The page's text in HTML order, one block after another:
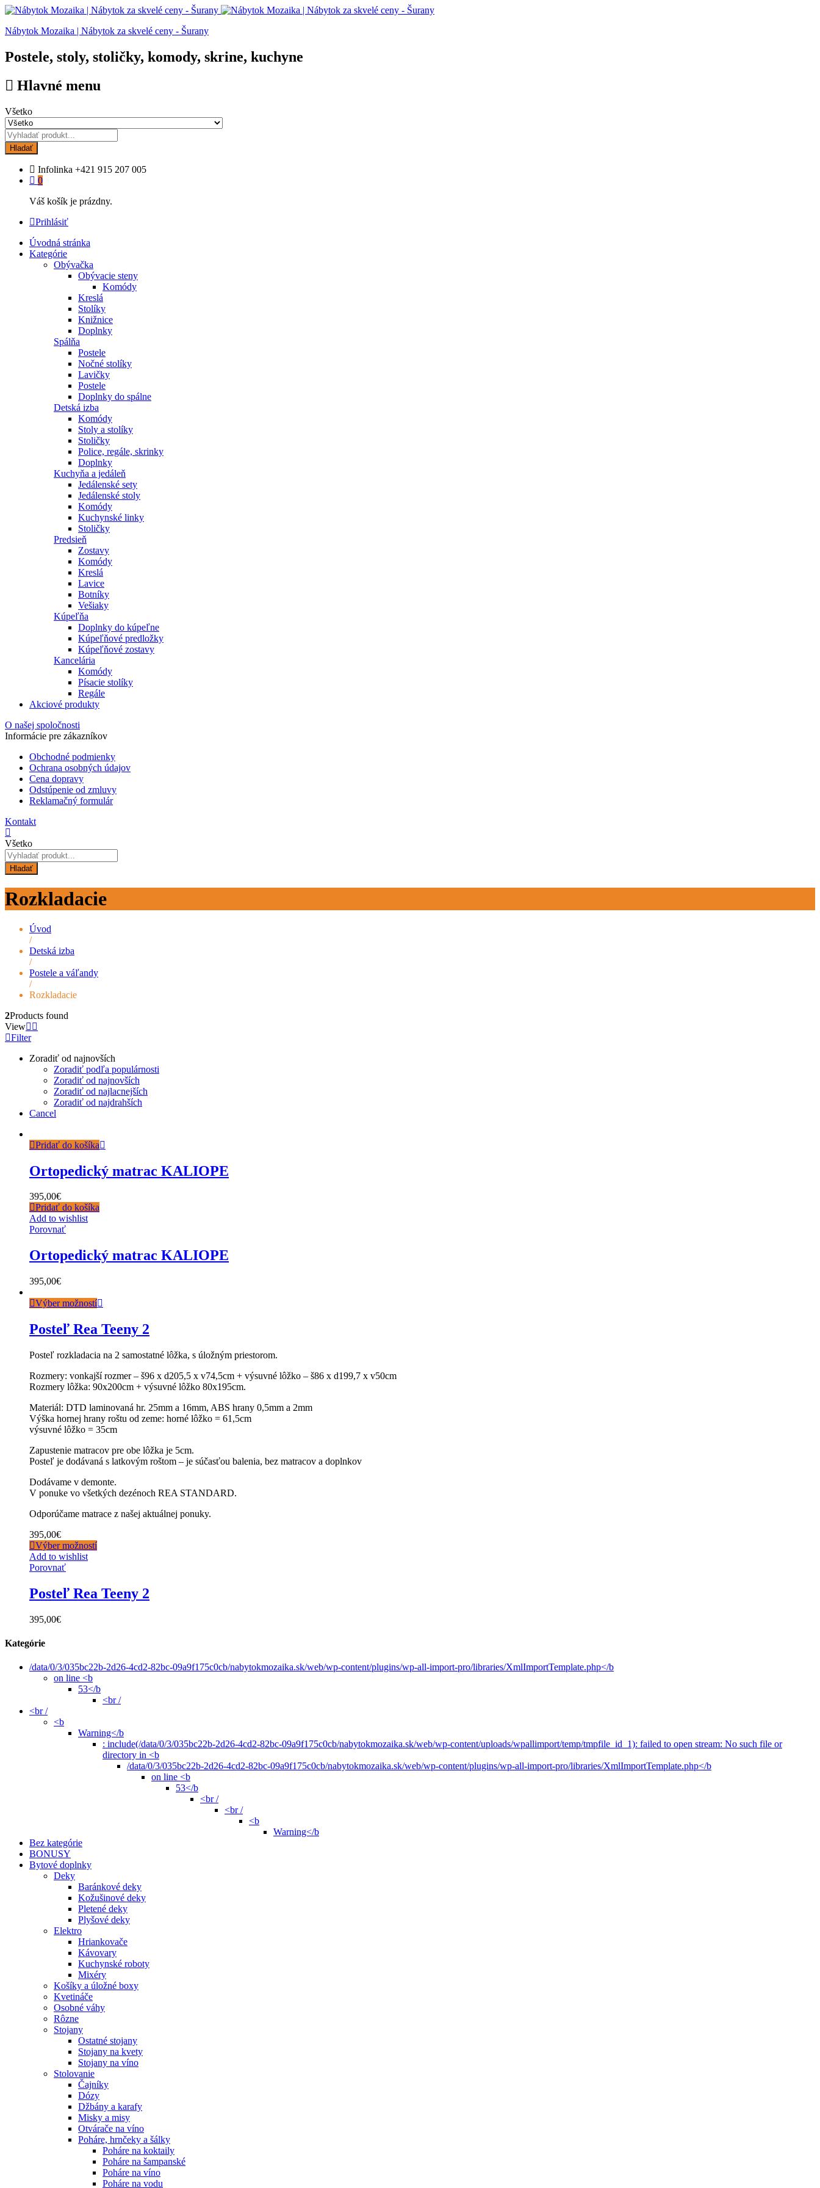
Nábytok Mozaika | Nábytok za skvelé ceny - Šurany
Postele, stoly, stoličky, komody, skrine, kuchyne
Hlavné menu
Všetko
Hladať
Infolinka +421 915 207 005
0
Váš košík je prázdny.
Prihlásiť
Úvodná stránka
Kategórie
Obývačka
Obývacie steny
Komódy
Kreslá
Stolíky
Knižnice
Doplnky
Spálňa
Postele
Nočné stolíky
Lavičky
Postele
Doplnky do spálne
Detská izba
Komódy
Stoly a stolíky
Stoličky
Police, regále, skrinky
Doplnky
Kuchyňa a jedáleň
Jedálenské sety
Jedálenské stoly
Komódy
Kuchynské linky
Stoličky
Predsieň
Zostavy
Komódy
Kreslá
Lavice
Botníky
Vešiaky
Kúpeľňa
Doplnky do kúpeľne
Kúpeľňové predložky
Kúpeľňové zostavy
Kancelária
Komódy
Písacie stolíky
Regále
Akciové produkty
O našej spoločnosti
Informácie pre zákazníkov
Obchodné podmienky
Ochrana osobných údajov
Cena dopravy
Odstúpenie od zmluvy
Reklamačný formulár
Kontakt
Všetko
Hladať
Rozkladacie
Úvod
/
Detská izba
/
Postele a váľandy
/
Rozkladacie
2Products found
View
Filter
Zoradiť od najnovších
Zoradiť podľa populárnosti
Zoradiť od najnovších
Zoradiť od najlacnejších
Zoradiť od najdrahších
Cancel
Pridať do košíka
Ortopedický matrac KALIOPE
395,00€
Pridať do košíka
Add to wishlist
Porovnať
Ortopedický matrac KALIOPE
395,00€
Výber možností
Posteľ Rea Teeny 2
Posteľ rozkladacia na 2 samostatné lôžka, s úložným priestorom.
Rozmery: vonkajší rozmer – š96 x d205,5 x v74,5cm + výsuvné lôžko – š86 x d199,7 x v50cm
Rozmery lôžka: 90x200cm + výsuvné lôžko 80x195cm.
Materiál: DTD laminovaná hr. 25mm a 16mm, ABS hrany 0,5mm a 2mm
Výška hornej hrany roštu od zeme: horné lôžko = 61,5cm
výsuvné lôžko = 35cm
Zapustenie matracov pre obe lôžka je 5cm.
Posteľ je dodávaná s latkovým roštom – je súčasťou balenia, bez matracov a doplnkov
Dodávame v demonte.
V ponuke vo všetkých dezénoch REA STANDARD.
Odporúčame matrace z našej aktuálnej ponuky.
395,00€
Výber možností
Add to wishlist
Porovnať
Posteľ Rea Teeny 2
395,00€
Kategórie
/data/0/3/035bc22b-2d26-4cd2-82bc-09a9f175c0cb/nabytokmozaika.sk/web/wp-content/plugins/wp-all-import-pro/libraries/XmlImportTemplate.php</b
on line <b
53</b
<br /
<br /
<b
Warning</b
: include(/data/0/3/035bc22b-2d26-4cd2-82bc-09a9f175c0cb/nabytokmozaika.sk/web/wp-content/uploads/wpallimport/temp/tmpfile_id_1): failed to open stream: No such file or
directory in <b
/data/0/3/035bc22b-2d26-4cd2-82bc-09a9f175c0cb/nabytokmozaika.sk/web/wp-content/plugins/wp-all-import-pro/libraries/XmlImportTemplate.php</b
on line <b
53</b
<br /
<br /
<b
Warning</b
Bez kategórie
BONUSY
Bytové doplnky
Deky
Baránkové deky
Kožušinové deky
Pletené deky
Plyšové deky
Elektro
Hriankovače
Kávovary
Kuchynské roboty
Mixéry
Košíky a úložné boxy
Kvetináče
Osobné váhy
Rôzne
Stojany
Ostatné stojany
Stojany na kvety
Stojany na víno
Stolovanie
Čajníky
Dózy
Džbány a karafy
Misky a misy
Otvárače na víno
Poháre, hrnčeky a šálky
Poháre na koktaily
Poháre na šampanské
Poháre na víno
Poháre na vodu